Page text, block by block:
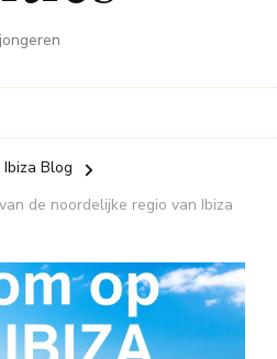
Ibiza Blog
de noordelijke regio van Ibiza